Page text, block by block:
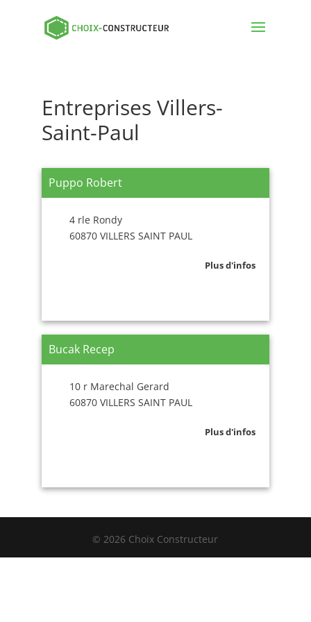
Entreprises Villers-
Saint-Paul
Puppo Robert
4 rle Rondy
60870 VILLERS SAINT PAUL
Plus d'infos
Bucak Recep
10 r Marechal Gerard
60870 VILLERS SAINT PAUL
Plus d'infos
© 2026 Choix Constructeur